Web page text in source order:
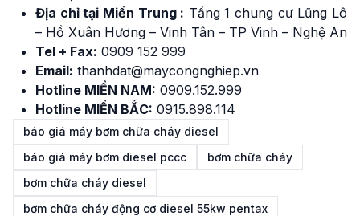
Địa chỉ tại Miền Trung : Tầng 1 chung cư Lũng Lô
– Hồ Xuân Hương – Vinh Tân – TP Vinh – Nghệ An
Tel + Fax: 0909 152 999
Email: thanhdat@maycongnghiep.vn
Hotline MIỀN NAM: 0909.152.999
Hotline MIỀN BẮC: 0915.898.114
báo giá máy bơm chữa cháy diesel
báo giá máy bơm diesel pccc
bơm chữa cháy
bơm chữa cháy diesel
bơm chữa cháy động cơ diesel 55kw pentax